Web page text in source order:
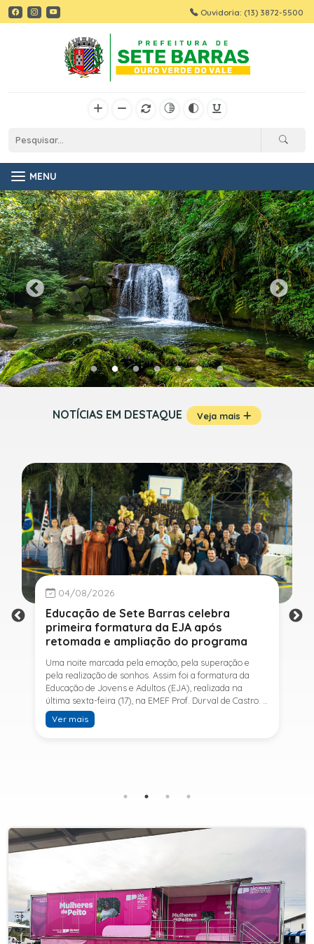
Ouvidoria: (13) 3872-5500
MENU
NOTÍCIAS EM DESTAQUE Veja mais
04/08/2026
Educação de Sete Barras celebra
primeira formatura da EJA após
retomada e ampliação do programa
Uma noite marcada pela emoção, pela superação e
pela realização de sonhos. Assim foi a formatura da
Educação de Jovens e Adultos (EJA), realizada na
última sexta-feira (17), na EMEF Prof. Durval de Castro. A
cerimônia celebrou a conclusão dos estudos de 53
alunos e entrou para a história ao marcar a primeira
SESI, ampliando o acesso à educação e oferecendo uma
retomar os estudos.A última turma da Educação de
Jovens e Adultos formada pelo município foi em 2016,
oferecida em Sete Barras e, a partir de agosto de 2025,
passou por uma importante ampliação. Em parceria
com o SESI, a Prefeitura passou a disponibilizar também
o Ensino Fundamental II (6º ao 9º ano) e o Ensino
Médio, ampliando significativamente as oportunidades
para que jovens e adultos concluam sua formação.A
Ver mais